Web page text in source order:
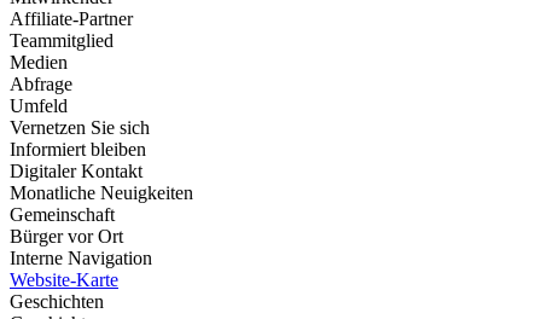
Affiliate-Partner
Teammitglied
Medien
Abfrage
Umfeld
Vernetzen Sie sich
Informiert bleiben
Digitaler Kontakt
Monatliche Neuigkeiten
Gemeinschaft
Bürger vor Ort
Interne Navigation
Website-Karte
Geschichten